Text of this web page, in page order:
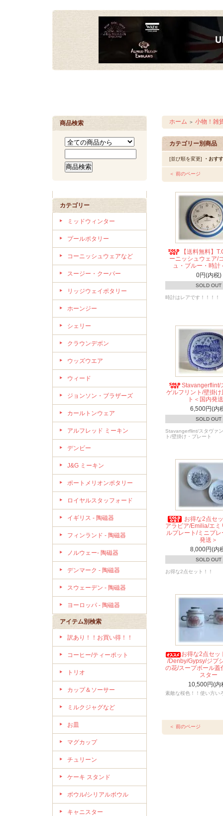
商品検索
カテゴリー
ミッドウィンター
プールポタリー
コーニッシュウェアなど
スージー・クーパー
リッジウェイポタリー
ホーンジー
シェリー
クラウンデボン
ウッズウエア
ウィード
ジョンソン・ブラザーズ
カールトンウェア
アルフレッド ミーキン
デンビー
J&G ミーキン
ポートメリオンポタリー
ロイヤルスタッフォード
イギリス - 陶磁器
フィンランド - 陶磁器
ノルウェー- 陶磁器
デンマーク - 陶磁器
スウェーデン - 陶磁器
ヨーロッパ - 陶磁器
アイテム別検索
訳あり！！お買い得！！
コーヒー/ティーポット
トリオ
カップ＆ソーサー
ミルクジャグなど
お皿
マグカップ
チュリーン
ケーキ スタンド
ボウル/シリアルボウル
キャニスター
ホーム ＞ 小物！雑
カテゴリー別商品
[並び順を変更] ・おす
＜ 前のページ
【送料無料】
ーニッシュウェア/
ュ・ブルー・時計
0円(内税)
SOLD OUT
時計はレアです！！！！
Stavangerflint/
ゲルフリント/壁掛
ト＜国内発
6,500円(内
SOLD OUT
Stavangerflint/スタヴァ
ト/壁掛け・プレート
お得な2点セ
アラビア/Emilia/エミ
ルプレート/ミニプ
発送＞
8,000円(内
SOLD OUT
お得な2点セット！！
お得な2点セッ
/Denby/Gypsy/ジプ
の花/スープボール蓋
スター
10,500円(内
素敵な桜色！！使い方い
＜ 前のページ